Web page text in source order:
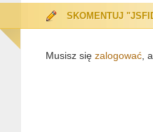
SKOMENTUJ
Musisz się zalogować ,